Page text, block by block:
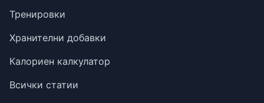
Тренировки
Хранителни добавки
Калориен калкулатор
Всички статии